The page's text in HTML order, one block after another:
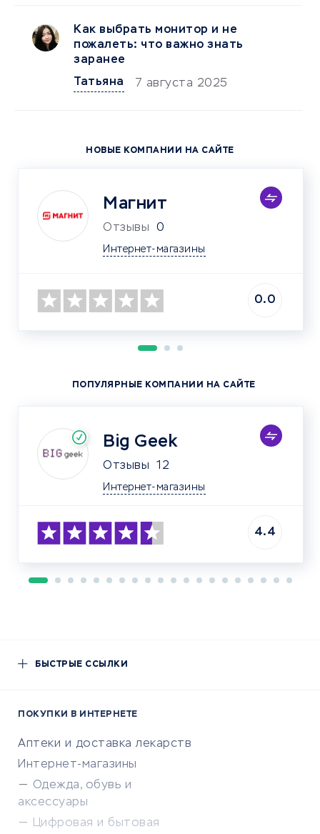
Как выбрать монитор и не
пожалеть: что важно знать
заранее
Татьяна
7 августа 2025
НОВЫЕ КОМПАНИИ НА САЙТЕ
Магнит
Отзывы 0
Интернет-магазины
0.0
ПОПУЛЯРНЫЕ КОМПАНИИ НА САЙТЕ
Big Geek
Отзывы 12
Интернет-магазины
4.4
БЫСТРЫЕ ССЫЛКИ
ПОКУПКИ В ИНТЕРНЕТЕ
Аптеки и доставка лекарств
Интернет-магазины
Одежда, обувь и
аксессуары
Цифровая и бытовая